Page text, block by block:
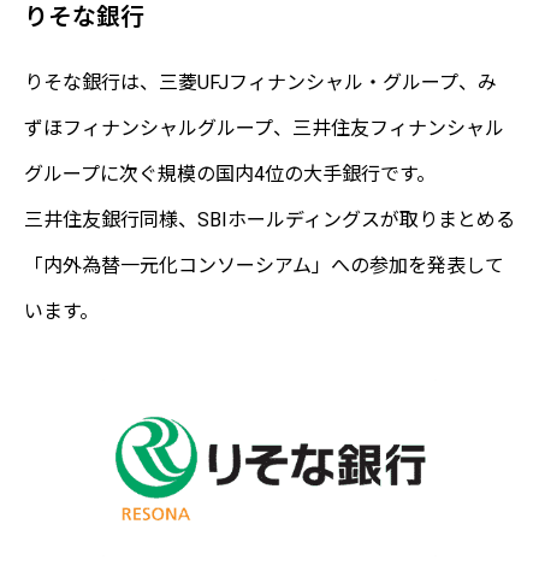
りそな銀行
りそな銀行は、三菱UFJフィナンシャル・グループ、み
ずほフィナンシャルグループ、三井住友フィナンシャル
グループに次ぐ規模の国内4位の大手銀行です。
三井住友銀行同様、SBIホールディングスが取りまとめる
「内外為替一元化コンソーシアム」への参加を発表して
います。